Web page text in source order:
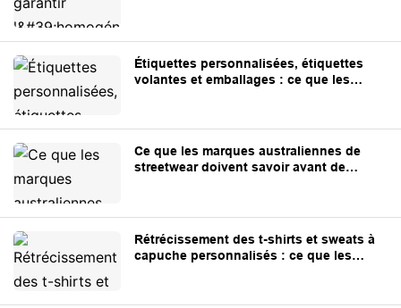
Étiquettes personnalisées, étiquettes
volantes et emballages : ce que les
Ce que les marques australiennes de
streetwear doivent savoir avant de
Rétrécissement des t-shirts et sweats à
capuche personnalisés : ce que les